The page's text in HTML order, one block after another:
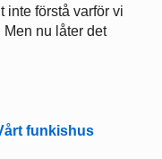
inte förstå varför vi
nu låter det
funkishus